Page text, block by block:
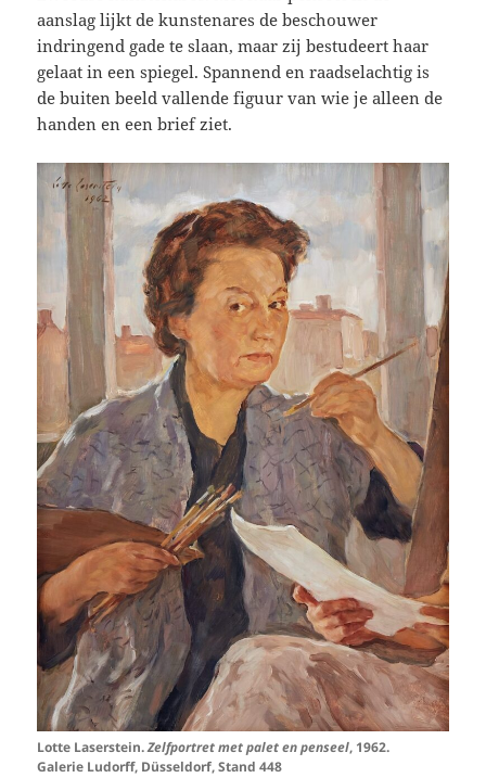
aanslag lijkt de kunstenares de beschouwer
indringend gade te slaan, maar zij bestudeert haar
gelaat in een spiegel. Spannend en raadselachtig is
de buiten beeld vallende figuur van wie je alleen de
handen en een brief ziet.
Lotte Laserstein.Zelfportret met palet en penseel, 1962.
Galerie Ludorff, Düsseldorf, Stand 448